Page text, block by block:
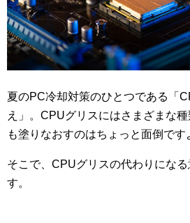
夏のPC冷却対策のひとつである「
え」。CPUグリスにはさまざまな
も塗りなおすのはちょっと面倒です
そこで、CPUグリスの代わりにな
す。